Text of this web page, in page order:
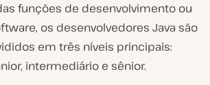
funções de desenvolvimento ou
os desenvolvedores Java são
em três níveis principais:
intermediário e sênior.